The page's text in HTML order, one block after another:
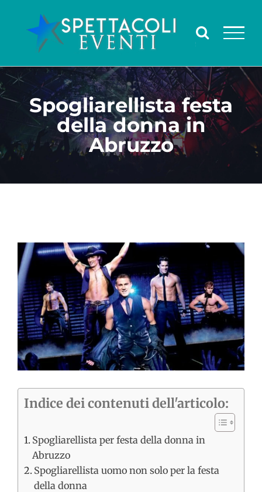
contenuto
Spogliarellista festa
della donna in
Abruzzo
Ingrandisci
immagine
Indice dei contenuti dell'articolo:
Spogliarellista per festa della donna in
Abruzzo
Spogliarellista uomo non solo per la festa
della donna